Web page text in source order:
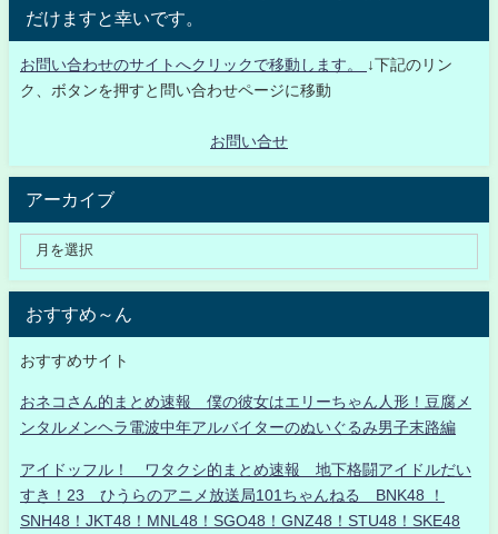
だけますと幸いです。
お問い合わせのサイトへクリックで移動します。
↓下記のリン
ク、ボタンを押すと問い合わせページに移動
お問い合せ
アーカイブ
おすすめ～ん
おすすめサイト
おネコさん的まとめ速報 僕の彼女はエリーちゃん人形！豆腐メ
ンタルメンヘラ電波中年アルバイターのぬいぐるみ男子末路編
アイドッフル！ ワタクシ的まとめ速報 地下格闘アイドルだい
すき！23 ひうらのアニメ放送局101ちゃんねる BNK48 ！
SNH48！JKT48！MNL48！SGO48！GNZ48！STU48！SKE48